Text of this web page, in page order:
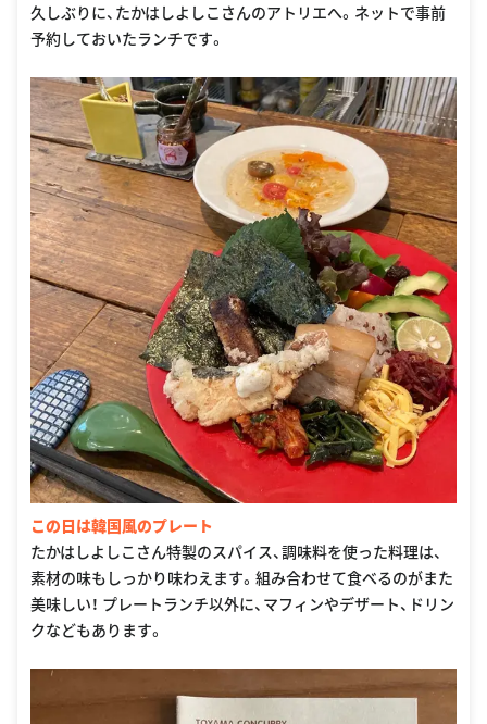
久しぶりに、たかはしよしこさんのアトリエへ。ネットで事前
予約しておいたランチです。
この日は韓国風のプレート
たかはしよしこさん特製のスパイス、調味料を使った料理は、
素材の味もしっかり味わえます。組み合わせて食べるのがまた
美味しい！ プレートランチ以外に、マフィンやデザート、ドリン
クなどもあります。